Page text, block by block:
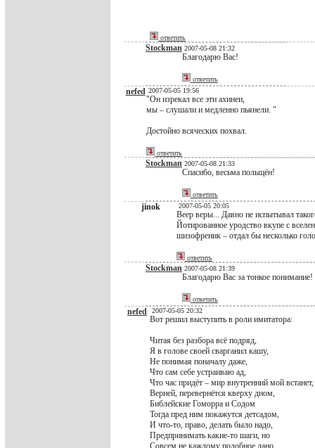
ответить
Stockman 2007-05-08 21:32
Благодарю Вас!
ответить
nefed 2007-05-05 19:56
"Он изрекал все эти ахинеи,
мы – слушали и медленно пьянели. "
Достойно всяческих похвал.
ответить
Stockman 2007-05-08 21:33
Спасибо, весьма польщён!
ответить
jinok 2007-05-05 20:05
Веер веры... Давно не испытывал
Йотированное уродство вкупе с
шизофреник – отдал бы несколько
ответить
Stockman 2007-05-08 21:39
Благодарю Вас за тонкое понимание!
ответить
nefed 2007-05-05 20:32
Вот решил выступить в роли имитатора:
Читая без разбора всё подряд,
Я в голове своей сварганил кашу,
Не понимая поначалу даже,
Что сам себе устраиваю ад,
Что час придёт – мир внутренний мой встанет,
Верней, перевернётся кверху дном,
Библейские Гоморра и Содом
Тогда пред ним покажутся детсадом,
И что-то, право, делать было надо,
Предпринимать какие-то шаги, но
Совсем не каждому подобное дано